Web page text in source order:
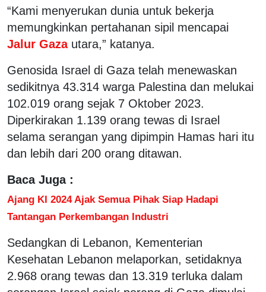
“Kami menyerukan dunia untuk bekerja
memungkinkan pertahanan sipil mencapai
Jalur Gaza utara,” katanya.
Genosida Israel di Gaza telah menewaskan
sedikitnya 43.314 warga Palestina dan melukai
102.019 orang sejak 7 Oktober 2023.
Diperkirakan 1.139 orang tewas di Israel
selama serangan yang dipimpin Hamas hari itu
dan lebih dari 200 orang ditawan.
Baca Juga :
Ajang KI 2024 Ajak Semua Pihak Siap Hadapi
Tantangan Perkembangan Industri
Sedangkan di Lebanon, Kementerian
Kesehatan Lebanon melaporkan, setidaknya
2.968 orang tewas dan 13.319 terluka dalam